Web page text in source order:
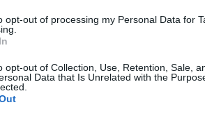
opt-out of processing my Personal Data for
opt-out of Collection, Use, Retention, Sale,
Data that Is Unrelated with the
Hírek megpróbálta
készül hálózatfejlesztést
ezen a téren.
hogy terveik szerint
és kínálnak gigabit-